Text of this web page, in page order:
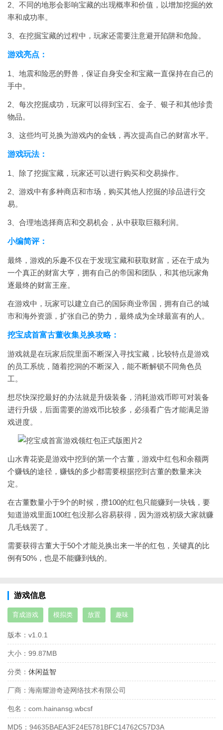
2、不同的地形会影响宝藏的出现概率和价值，以增加挖掘的效
率和成功率。
3、在挖掘宝藏的过程中，玩家还需要注意避开陷阱和危险。
游戏亮点：
1、地震和险恶的野兽，保证自身安全和宝藏一直保持在自己的
手中。
2、每次挖掘成功，玩家可以得到宝石、金子、银子和其他珍贵
物品。
3、这些均可兑换为游戏内的金钱，再次提高自己的财富水平。
游戏玩法：
1、除了挖掘宝藏，玩家还可以进行购买和交易操作。
2、游戏中有多种商店和市场，购买其他人挖掘的珍品进行交
易。
3、合理地选择商店和交易机会，从中获取巨额利润。
小编简评：
最终，游戏的乐趣不仅在于发现宝藏和获取财富，还在于成为
一个真正的财富大亨，拥有自己的帝国和团队，和其他玩家角
逐最终的财富王座。
在游戏中，玩家可以建立自己的国际商业帝国，拥有自己的城
市和海外资源，扩张自己的势力，最终成为全球最富有的人。
挖宝成首富古董收集兑换攻略：
游戏就是在玩家后院里面不断深入寻找宝藏，比较特点是游戏
的员工系统，随着挖洞的不断深入，能不断解锁不同角色员
工。
想尽快深挖最好的办法就是升级装备，消耗游戏币即可对装备
进行升级，后面需要的游戏币比较多，必须看广告才能满足游
戏进度。
山水青花瓷是游戏中挖到的第一个古董，游戏中红包和余额两
个赚钱的途径，赚钱的多少都需要根据挖到古董的数量来决
定。
在古董数量小于9个的时候，攒100的红包只能赚到一块钱，要
知道游戏里面100红包没那么容易获得，因为游戏初级大家就赚
几毛钱罢了。
需要获得古董大于50个才能兑换出来一半的红包，关键真的比
例有50%，也是不能赚到钱的。
游戏信息
育成游戏 模拟类 放置 趣味
版本： v1.0.1
大小： 99.87MB
分类： 休闲益智
厂商： 海南耀游奇迹网络技术有限公司
包名： com.hainansg.wbcsf
MD5： 94635BAEA3F24E5781BFC14762C57D3A